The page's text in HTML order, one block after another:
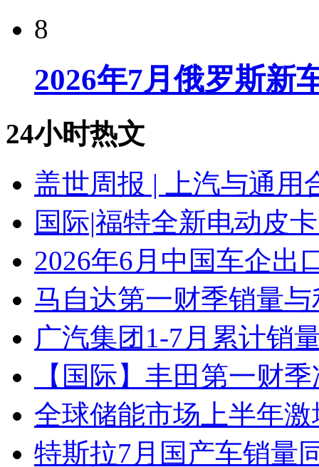
8
2026年7月俄罗斯新
24小时热文
盖世周报 | 上汽与通用
国际|福特全新电动皮
2026年6月中国车企出
马自达第一财季销量
广汽集团1-7月累计销
【国际】丰田第一财
全球储能市场上半年激
特斯拉7月国产车销量